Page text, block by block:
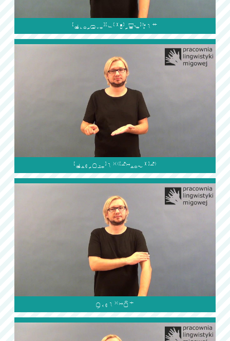


